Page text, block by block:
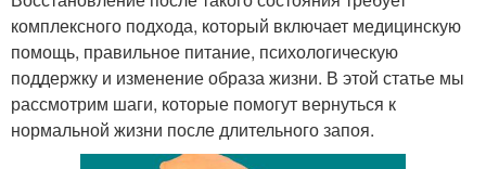
комплексного подхода, который включает медицинскую
помощь, правильное питание, психологическую
поддержку и изменение образа жизни. В этой статье мы
рассмотрим шаги, которые помогут вернуться к
нормальной жизни после длительного запоя.